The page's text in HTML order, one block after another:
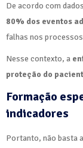
De acordo com
80% dos eventos
falhas nos
Nesse contexto, a
proteção do
Formação
indicadores
Portanto, não basta